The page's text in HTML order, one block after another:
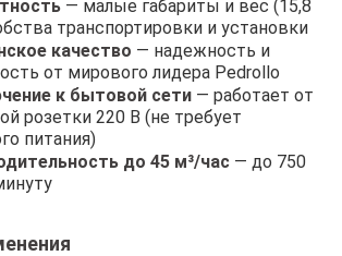
— малые габариты и вес (15,8
транспортировки и установки
качество — надежность и
от мирового лидера Pedrollo
к бытовой сети — работает от
розетки 220 В (не требует
питания)
до 45 м³/час — до 750